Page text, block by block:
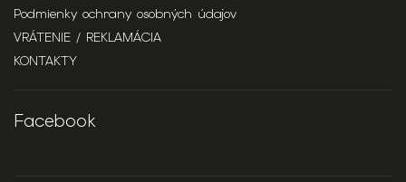
Podmienky ochrany osobných údajov
VRÁTENIE / REKLAMÁCIA
KONTAKTY
Facebook